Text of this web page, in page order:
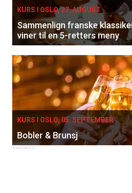
KURS I OSLO, 27. AUGUST
Sammenlign franske
viner til en 5-retters meny
KURS I OSLO, 05. SEPTEMBER
Bobler & Brunsj